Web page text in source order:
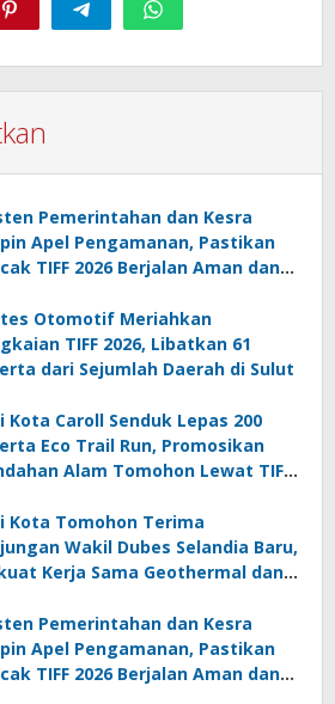
Pemerintahan dan Kesra
Apel Pengamanan, Pastikan
TIFF 2026 Berjalan Aman dan
Otomotif Meriahkan
TIFF 2026, Libatkan 61
dari Sejumlah Daerah di Sulut
Kota Caroll Senduk Lepas 200
Eco Trail Run, Promosikan
Alam Tomohon Lewat TIFF
Kota Tomohon Terima
Wakil Dubes Selandia Baru,
Kerja Sama Geothermal dan
Pemerintahan dan Kesra
Apel Pengamanan, Pastikan
TIFF 2026 Berjalan Aman dan